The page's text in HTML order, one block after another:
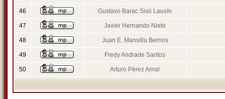
46 Gustavo Barac Sisó Lausín
47 Javier Hernando Nieto
48 Juan E. Mansilla Berrios
49 Fredy Andrade Santos
50 Arturo Pérez Arnal